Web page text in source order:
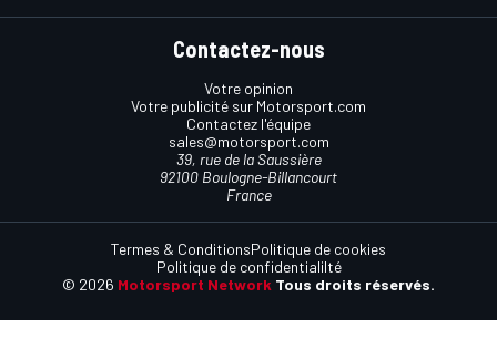
Contactez-nous
Votre opinion
Votre publicité sur Motorsport.com
Contactez l'équipe
sales@motorsport.com
39, rue de la Saussière
92100 Boulogne-Billancourt
France
© 2026 Motorsport Network Tous droits réservés.
Termes & ConditionsPolitique de cookies
Politique de confidentialilté